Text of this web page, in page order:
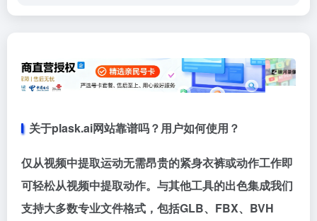
关于plask.ai网站靠谱吗？用户如何使用？
仅从视频中提取运动无需昂贵的紧身衣裤或动作工作即
可轻松从视频中提取动作。与其他工具的出色集成我们
支持大多数专业文件格式，包括GLB、FBX、BVH